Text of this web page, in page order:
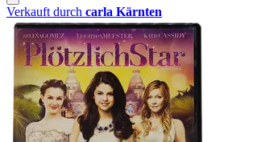
Verkauft durch carla Kärnten